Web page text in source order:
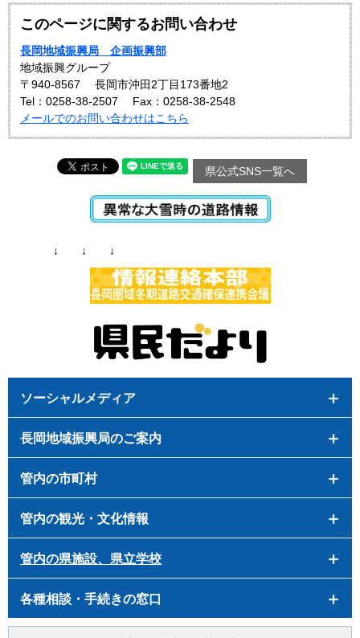
このページに関するお問い合わせ
長岡地域振興局 企画振興部
地域振興グループ
〒940-8567
長岡市沖田2丁目173番地2
Tel：0258-38-2507
Fax：0258-38-2548
メールでのお問い合わせはこちら
県公式SNS一覧へ
↓ ↓ ↓
ソーシャルメディア
長岡地域振興局のご案内
管内の市町村
管内の観光・文化情報
管内の県施設、県立学校
各種相談・手続きの窓口